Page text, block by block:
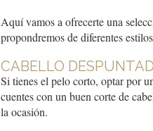
Aquí vamos a ofrecerte una
propondremos de diferentes
CABELLO
Si tienes el pelo corto, optar por
cuentes con un buen corte de
la ocasión.